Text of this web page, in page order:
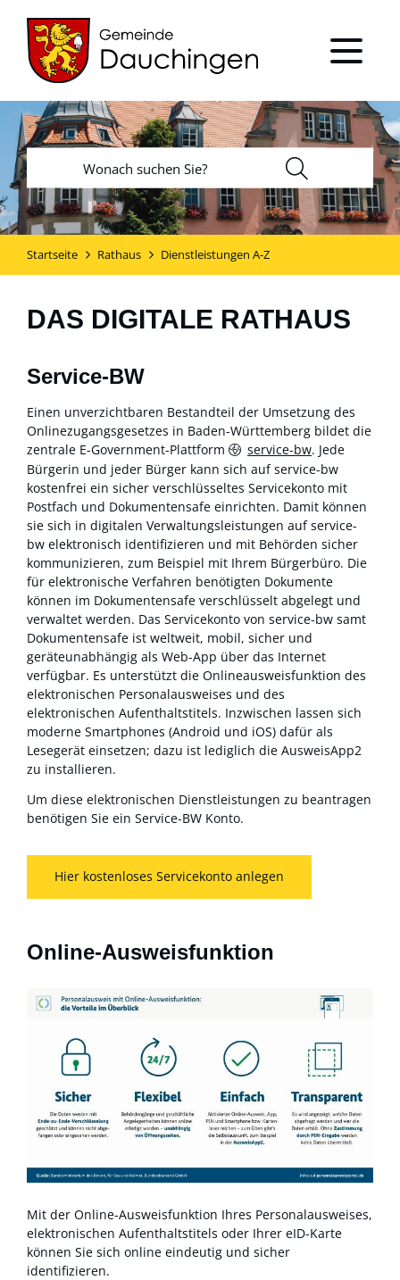
Startseite Rathaus Dienstleistungen A-Z
DAS DIGITALE RATHAUS
Service-BW
Einen unverzichtbaren Bestandteil der Umsetzung des
Onlinezugangsgesetzes in Baden-Württemberg bildet die
zentrale E-Government-Plattform
service-bw. Jede
Bürgerin und jeder Bürger kann sich auf service-bw
kostenfrei ein sicher verschlüsseltes Servicekonto mit
Postfach und Dokumentensafe einrichten. Damit können
sie sich in digitalen Verwaltungsleistungen auf service-
bw elektronisch identifizieren und mit Behörden sicher
kommunizieren, zum Beispiel mit Ihrem Bürgerbüro. Die
für elektronische Verfahren benötigten Dokumente
können im Dokumentensafe verschlüsselt abgelegt und
verwaltet werden. Das Servicekonto von service-bw samt
Dokumentensafe ist weltweit, mobil, sicher und
geräteunabhängig als Web-App über das Internet
verfügbar. Es unterstützt die Onlineausweisfunktion des
elektronischen Personalausweises und des
elektronischen Aufenthaltstitels. Inzwischen lassen sich
moderne Smartphones (Android und iOS) dafür als
Lesegerät einsetzen; dazu ist lediglich die AusweisApp2
zu installieren.
Um diese elektronischen Dienstleistungen zu beantragen
benötigen Sie ein Service-BW Konto.
Hier kostenloses Servicekonto anlegen
Online-Ausweisfunktion
Mit der Online-Ausweisfunktion Ihres Personalausweises,
elektronischen Aufenthaltstitels oder Ihrer eID-Karte
können Sie sich online eindeutig und sicher
identifizieren.